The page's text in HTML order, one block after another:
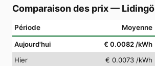
Comparaison des prix— Lidingö
Période Moyenne
Aujourd'hui € 0.0082 /kWh
Hier
€ 0.0073 /kWh